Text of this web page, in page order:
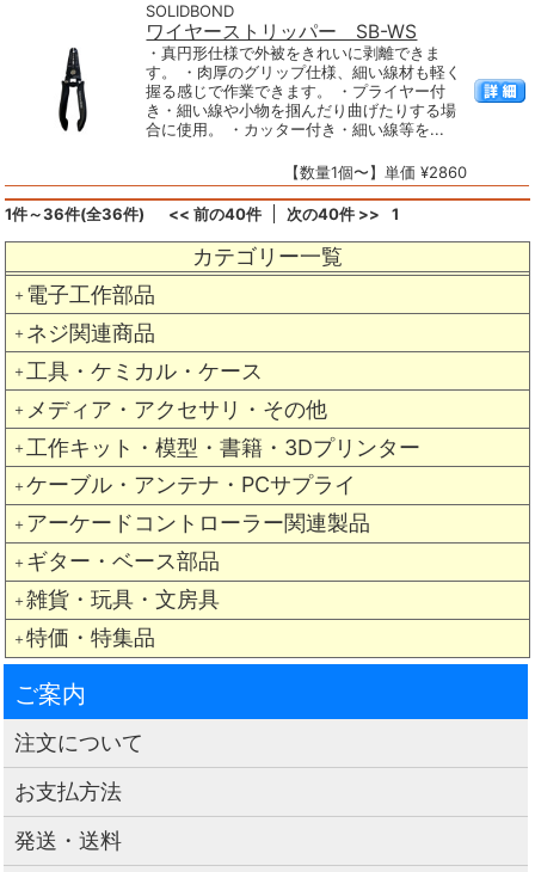
カテゴリー一覧
＋ 電子工作部品
＋ ネジ関連商品
＋ 工具・ケミカル・ケース
＋ メディア・アクセサリ・その他
＋ 工作キット・模型・書籍・3Dプリンター
＋ ケーブル・アンテナ・PCサプライ
＋ アーケードコントローラー関連製品
＋ ギター・ベース部品
＋ 雑貨・玩具・文房具
＋ 特価・特集品
SOLIDBOND
ワイヤーストリッパー SB-WS
・真円形仕様で外被をきれいに剥離できま
す。 ・肉厚のグリップ仕様、細い線材も軽く
握る感じで作業できます。 ・プライヤー付
き・細い線や小物を掴んだり曲げたりする場
合に使用。 ・カッター付き・細い線等を...
【数量1個〜】単価 ¥2860
1件～36件(全36件) << 前の40件 次の40件 >> 1
ご案内
注文について
お支払方法
発送・送料